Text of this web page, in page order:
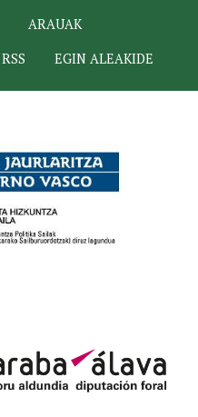
ARAUAK
RSS EGIN ALEAKIDE